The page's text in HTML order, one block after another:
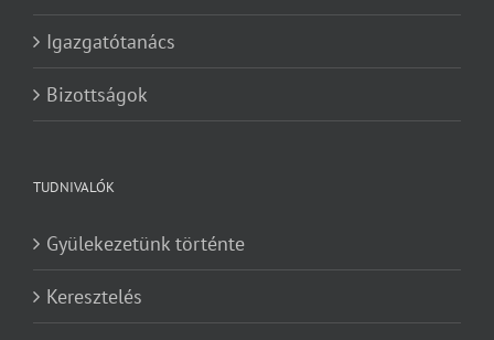
Igazgatótanács
Bizottságok
TUDNIVALÓK
Gyülekezetünk történte
Keresztelés